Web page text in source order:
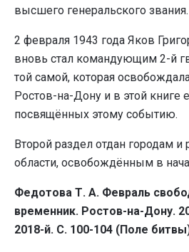
высшего генеральского звания.
2 февраля 1943 года Яков
вновь стал командующим 2-й
той самой, которая
Ростов-на-Дону и в этой книге
посвящённых этому событию.
Второй раздел отдан городам
области, освобождённым в
Федотова Т. А. Февраль
временник. Ростов-на-Дону.
2018-й. С. 100-104 (Поле